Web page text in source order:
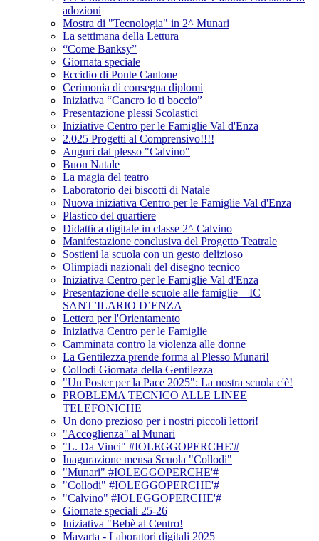
adozioni
Mostra di "Tecnologia" in 2^ Munari
La settimana della Lettura
“Come Banksy”
Giornata speciale
Eccidio di Ponte Cantone
Cerimonia di consegna diplomi
Iniziativa “Cancro io ti boccio”
Presentazione plessi Scolastici
Iniziative Centro per le Famiglie Val d'Enza
2.025 Progetti al Comprensivo!!!!
Auguri dal plesso "Calvino"
Buon Natale
La magia del teatro
Laboratorio dei biscotti di Natale
Nuova iniziativa Centro per le Famiglie Val d'Enza
Plastico del quartiere
Didattica digitale in classe 2^ Calvino
Manifestazione conclusiva del Progetto Teatrale
Sostieni la scuola con un gesto delizioso
Olimpiadi nazionali del disegno tecnico
Iniziativa Centro per le Famiglie Val d'Enza
Presentazione delle scuole alle famiglie – IC
SANT’ILARIO D’ENZA
Lettera per l'Orientamento
Iniziativa Centro per le Famiglie
Camminata contro la violenza alle donne
La Gentilezza prende forma al Plesso Munari!
Collodi Giornata della Gentilezza
"Un Poster per la Pace 2025": La nostra scuola c'è!
PROBLEMA TECNICO ALLE LINEE
TELEFONICHE
Un dono prezioso per i nostri piccoli lettori!
"Accoglienza" al Munari
"L. Da Vinci" #IOLEGGOPERCHE'#
Inagurazione mensa Scuola "Collodi"
"Munari" #IOLEGGOPERCHE'#
"Collodi" #IOLEGGOPERCHE'#
"Calvino" #IOLEGGOPERCHE'#
Giornate speciali 25-26
Iniziativa "Bebè al Centro!
Mavarta - Laboratori digitali 2025